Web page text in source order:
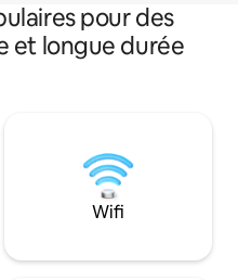
pour des
et longue durée
Wifi